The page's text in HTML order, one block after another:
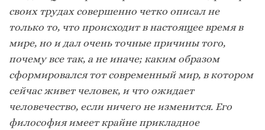
своих трудах совершенно четко описал не
только то, что происходит в настоящее время в
мире, но и дал очень точные причины того,
почему все так, а не иначе; каким образом
сформировался тот современный мир, в котором
сейчас живет человек, и что ожидает
человечество, если ничего не изменится. Его
философия имеет крайне прикладное